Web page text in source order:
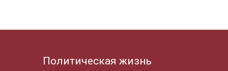
Политическая жизнь